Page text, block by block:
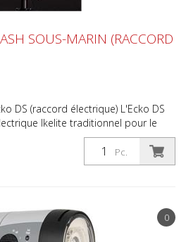
Pc.
SOUS-MARIN (RACCORD
DS (raccord électrique) L'Ecko DS
Ikelite traditionnel pour le
de synchronisatio...
0